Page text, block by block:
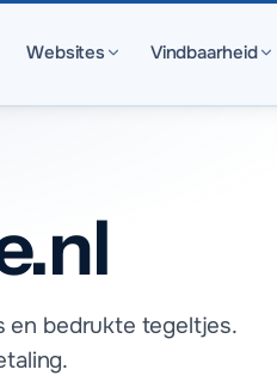
Websites Vindbaarheid
en bedrukte tegeltjes.